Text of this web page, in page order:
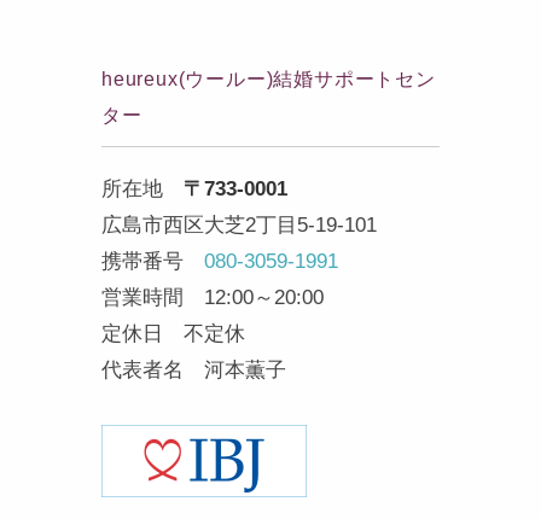
heureux(ウールー)結婚サポートセン
ター
所在地 〒733-0001
広島市西区大芝2丁目5-19-101
携帯番号 080-3059-1991
営業時間 12:00～20:00
定休日 不定休
代表者名 河本薫子